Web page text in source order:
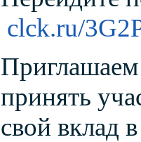
clck.ru/
принять
свой вклад